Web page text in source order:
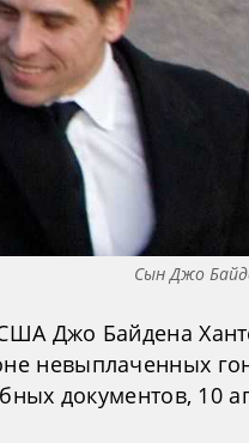
Сын Джо
Джо Байдена
невыплаченных
документов, 10